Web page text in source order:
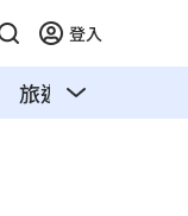
登入
旅遊 汽車